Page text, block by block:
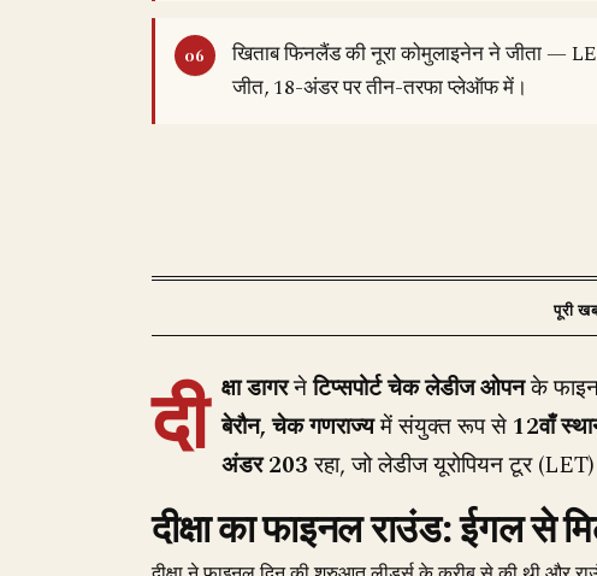
खिताब फिनलैंड की नूरा कोमुलाइनेन ने जीता —
जीत, 18-अंडर पर तीन-तरफा प्लेऑफ में।
दी क्षा डागरनेटिप्सपोर्ट चेक लेडीज ओपनके
बेरौन, चेक गणराज्यमें संयुक्त रूप से 12वाँ
अंडर 203रहा, जो लेडीज यूरोपियन टूर
दीक्षा का फाइनल राउंड: ईगल से